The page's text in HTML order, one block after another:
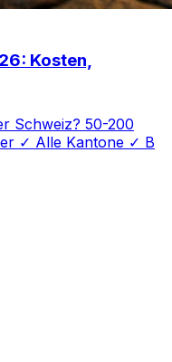
Kosten,
Schweiz? 50-200
✓ Alle Kantone ✓ B